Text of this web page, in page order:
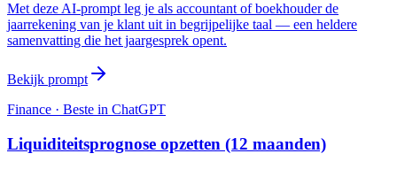
Met deze AI-prompt leg je als accountant of boekhouder de
jaarrekening van je klant uit in begrijpelijke taal — een heldere
samenvatting die het jaargesprek opent.
Bekijk prompt
Finance · Beste in ChatGPT
Liquiditeitsprognose opzetten (12 maanden)